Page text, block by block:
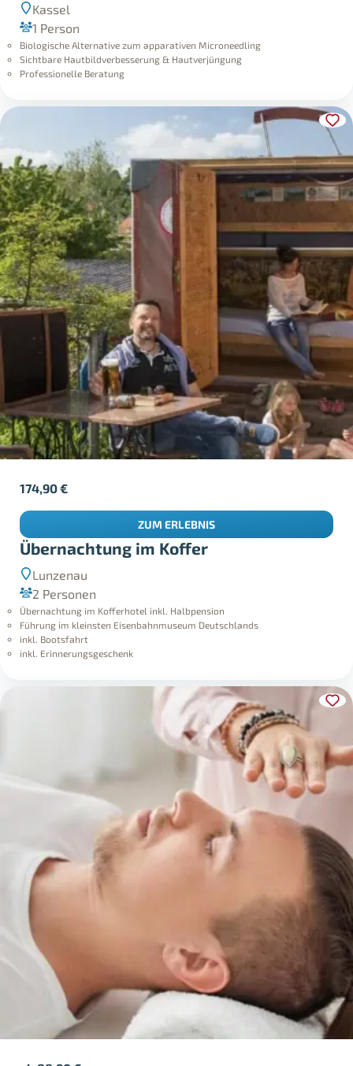
Kassel
1 Person
Biologische Alternative zum apparativen Microneedling
Sichtbare Hautbildverbesserung & Hautverjüngung
Professionelle Beratung
Übernachtung im Koffer
Lunzenau
2 Personen
Übernachtung im Kofferhotel inkl. Halbpension
Führung im kleinsten Eisenbahnmuseum Deutschlands
inkl. Bootsfahrt
inkl. Erinnerungsgeschenk
174,90€
ZUM ERLEBNIS